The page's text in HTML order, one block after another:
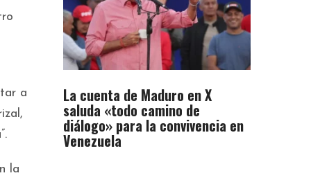
a
la
La cuenta de Maduro en X
saluda «todo camino de
diálogo» para la convivencia en
Venezuela